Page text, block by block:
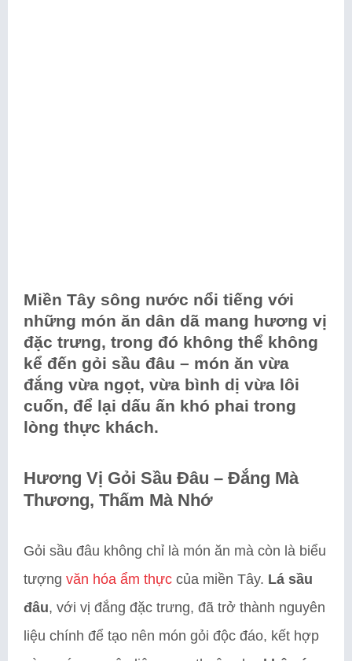
Miền Tây sông nước nổi tiếng với
những món ăn dân dã mang hương vị
đặc trưng, trong đó không thể không
kể đến gỏi sầu đâu – món ăn vừa
đắng vừa ngọt, vừa bình dị vừa lôi
cuốn, để lại dấu ấn khó phai trong
lòng thực khách.
Hương Vị Gỏi Sầu Đâu – Đắng Mà
Thương, Thấm Mà Nhớ
Gỏi sầu đâu không chỉ là món ăn mà còn là biểu
tượng văn hóa ẩm thực của miền Tây. Lá sầu
đâu, với vị đắng đặc trưng, đã trở thành nguyên
liệu chính để tạo nên món gỏi độc đáo, kết hợp